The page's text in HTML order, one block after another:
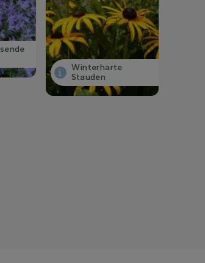
Winterharte
Stauden